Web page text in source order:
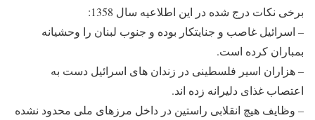
برخی نکات درج شده در این اطلاعیه سال 1358:
– اسرائیل غاصب و جنایتکار بوده و جنوب لبنان را وحشیانه
بمباران کرده است.
– هزاران اسیر فلسطینی در زندان های اسرائیل دست به
اعتصاب غذای دلیرانه زده اند.
– وظایف هیچ انقلابی راستین در داخل مرزهای ملی محدود نشده